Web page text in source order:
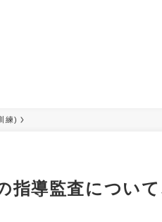
練)
指導監査につい